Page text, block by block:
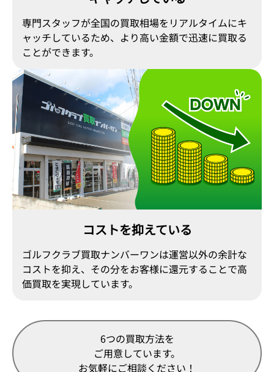
専門スタッフが全国の買取相場をリアルタイムにキ
ャッチしているため、より高い金額で迅速に買取る
ことができます。
コストを抑えている
ゴルフクラブ買取ナンバーワンは運営以外の余計な
コストを抑え、その分をお客様に還元することで高
価買取を実現しています。
6つの買取方法を
ご用意しています。
お気軽にご相談ください！